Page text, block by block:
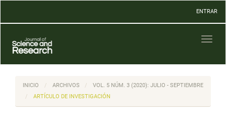
Contenido
Barra
lateral
ENTRAR
INICIO ARCHIVOS
VOL. 5 NÚM. 3 (2020): JULIO - SEPTIEMBRE
ARTÍCULO DE INVESTIGACIÓN